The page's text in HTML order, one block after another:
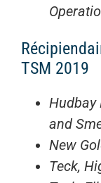
TSM 2019
Hudbay
and
New
Teck,